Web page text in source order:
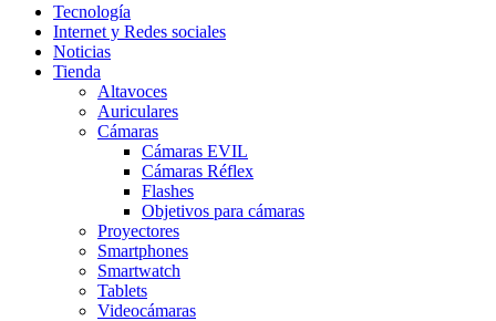
Tecnología
Internet y Redes sociales
Noticias
Tienda
Altavoces
Auriculares
Cámaras
Cámaras EVIL
Cámaras Réflex
Flashes
Objetivos para cámaras
Proyectores
Smartphones
Smartwatch
Tablets
Videocámaras